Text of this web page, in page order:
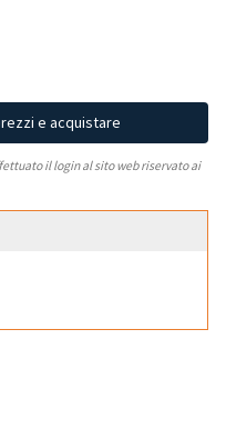
e acquistare
il login al sito web riservato ai